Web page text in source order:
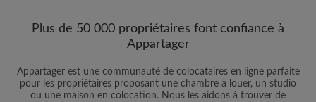
Plus de 50 000 propriétaires font confiance à
Appartager
Appartager est une communauté de colocataires en ligne parfaite
pour les propriétaires proposant une chambre à louer, un studio
ou une maison en colocation. Nous les aidons à trouver de